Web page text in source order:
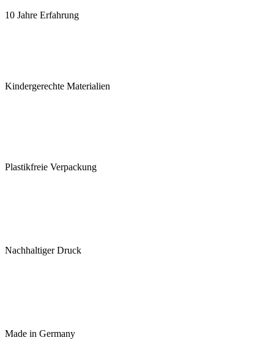
10 Jahre Erfahrung
Kindergerechte Materialien
Plastikfreie Verpackung
Nachhaltiger Druck
Made in Germany